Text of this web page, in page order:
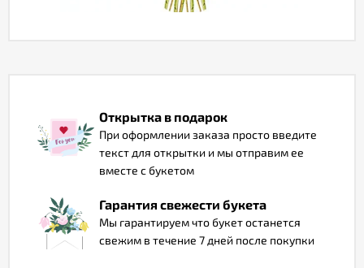
Открытка в подарок
При оформлении заказа просто введите
текст для открытки и мы отправим ее
вместе с букетом
Гарантия свежести букета
Мы гарантируем что букет останется
свежим в течение 7 дней после покупки